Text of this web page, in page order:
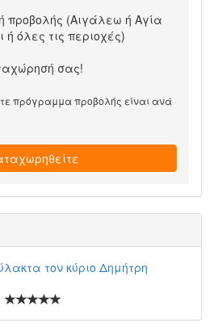
προβολής (Αιγάλεω ή Αγία
όλες τις περιοχές)
σας!
πρόγραμμα προβολής είναι ανά
τον κύριο Δημήτρη